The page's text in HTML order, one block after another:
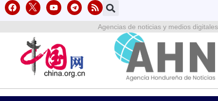
Agencias de noticias y medios digitales